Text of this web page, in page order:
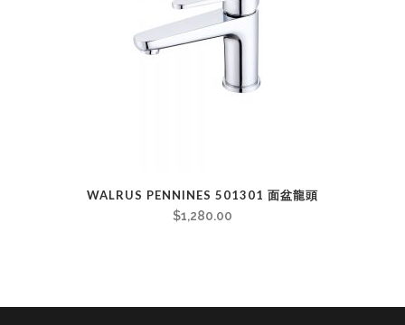
WALRUS PENNINES 501301 面盆龍頭
$1,280.00